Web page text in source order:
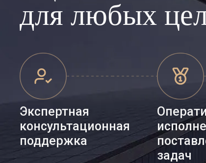
для любых
Экспертная
консультационная
поддержка
задач